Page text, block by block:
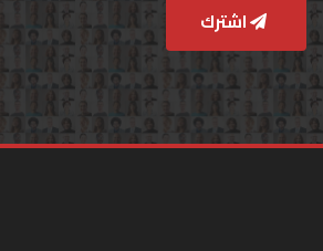
اشترك